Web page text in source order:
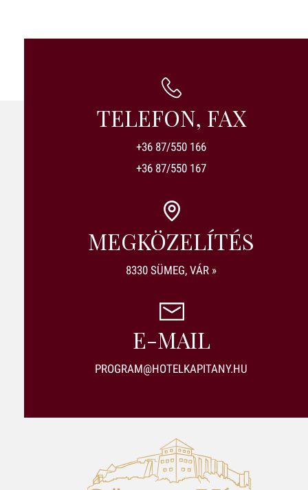
TELEFON, FAX
+36 87/550 166
+36 87/550 167
MEGKÖZELÍTÉS
8330 SÜMEG, VÁR »
E-MAIL
PROGRAM@HOTELKAPITANY.HU